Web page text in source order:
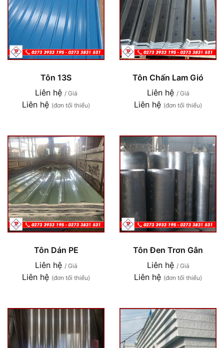
Tôn 13S
Liên hệ / Giá
Liên hệ (đơn tối thiểu)
Tôn Chấn Lam Gió
Liên hệ / Giá
Liên hệ (đơn tối thiểu)
Tôn Dán PE
Liên hệ / Giá
Liên hệ (đơn tối thiểu)
Tôn Đen Trơn Gân
Liên hệ / Giá
Liên hệ (đơn tối thiểu)